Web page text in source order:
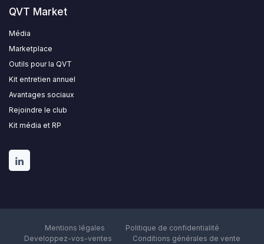
QVT Market
Média
Marketplace
Outils pour la QVT
Kit entretien annuel
Avantages sociaux
Rejoindre le club
Kit média et RP
Mentions légales
Politique de confidentialité
Developpez-vos-ventes
Conditions générales de vente